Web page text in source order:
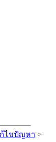
ไขปัญหา >